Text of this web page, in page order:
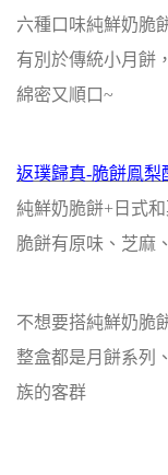
六種口味純鮮奶脆
有別於傳統小月餅
綿密又順口~
返璞歸真-脆餅鳯梨
純鮮奶脆餅+日式
脆餅有原味、芝麻
不想要搭純鮮奶脆
整盒都是月餅系列
族的客群